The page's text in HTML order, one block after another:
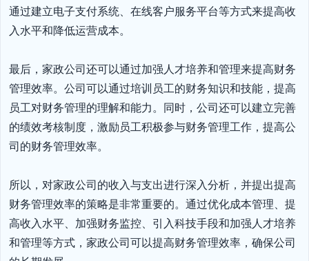
通过建立电子支付系统、在线客户服务平台等方式来提高收
入水平和降低运营成本。
最后，家政公司还可以通过加强人才培养和管理来提高财务
管理效率。公司可以通过培训员工的财务知识和技能，提高
员工对财务管理的理解和能力。同时，公司还可以建立完善
的绩效考核制度，激励员工积极参与财务管理工作，提高公
司的财务管理效率。
所以，对家政公司的收入与支出进行深入分析，并提出提高
财务管理效率的策略是非常重要的。通过优化成本管理、提
高收入水平、加强财务监控、引入科技手段和加强人才培养
和管理等方式，家政公司可以提高财务管理效率，确保公司